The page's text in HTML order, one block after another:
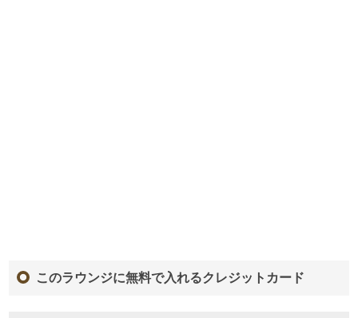
このラウンジに無料で入れるクレジットカード